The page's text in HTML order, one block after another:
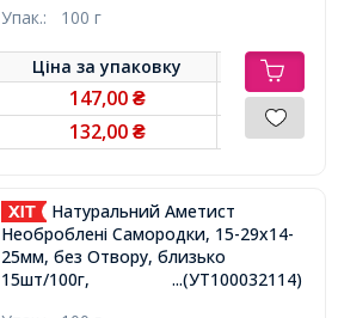
Упак.: 100 г
Ціна заупаковку
147,00 ₴
132,00 ₴
Натуральний Аметист
Необроблені Самородки, 15-29x14-
25мм, без Отвору, близько
15шт/100г,
...(УТ100032114)